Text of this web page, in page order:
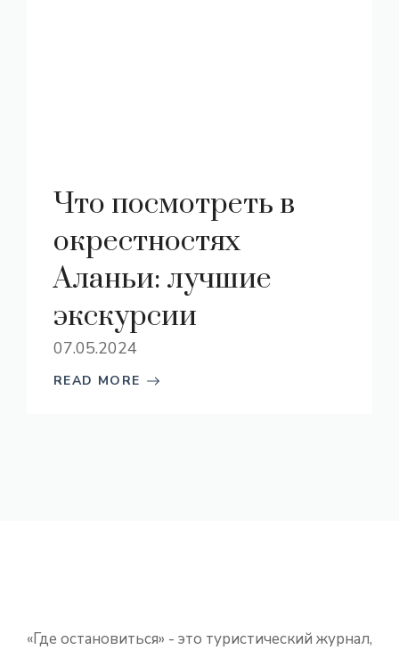
Что посмотреть в
окрестностях
Аланьи: лучшие
экскурсии
07.05.2024
READ MORE
«‎Где остановиться» - это туристический журнал,